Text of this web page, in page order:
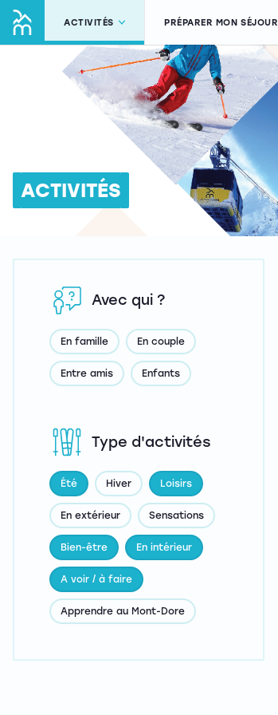
ACTIVITÉS PRÉPARER MON SÉJOUR
ACTIVITÉS
Type d'activités
Été Hiver Loisirs
En extérieur Sensations
Bien-être En intérieur
A voir / à faire
Apprendre au Mont-Dore
Avec qui ?
En famille En couple
Entre amis Enfants